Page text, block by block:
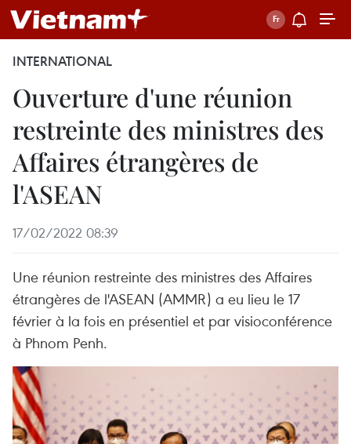
INTERNATIONAL
Ouverture d'une réunion
restreinte des ministres des
Affaires étrangères de
l'ASEAN
17/02/2022 08:39
Une réunion restreinte des ministres des Affaires
étrangères de l'ASEAN (AMMR) a eu lieu le 17
février à la fois en présentiel et par visioconférence
à Phnom Penh.